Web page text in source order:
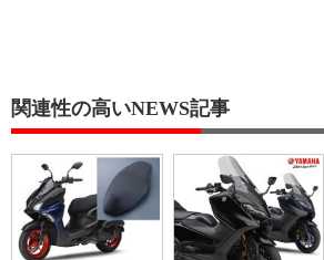
関連性の高いNEWS記事